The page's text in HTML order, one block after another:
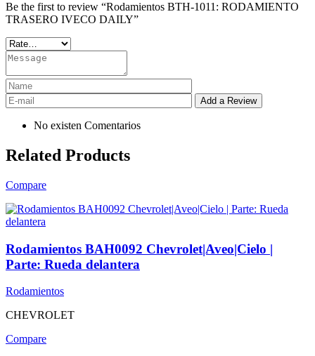
Be the first to review “Rodamientos BTH-1011: RODAMIENTO
TRASERO IVECO DAILY”
No existen Comentarios
Related Products
Compare
Rodamientos BAH0092 Chevrolet|Aveo|Cielo |
Parte: Rueda delantera
Rodamientos
CHEVROLET
Compare